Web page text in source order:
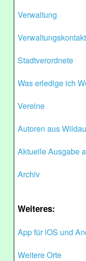
Verwaltung
Verwaltungskontakt
Stadtverordnete
Was erledige ich
Vereine
Autoren aus Wildau
Aktuelle Ausgabe
Archiv
Weiteres:
App für iOS und
Weitere Orte